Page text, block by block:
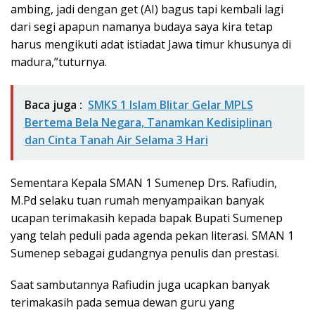
ambing, jadi dengan get (AI) bagus tapi kembali lagi
dari segi apapun namanya budaya saya kira tetap
harus mengikuti adat istiadat Jawa timur khusunya di
madura,”tuturnya.
Baca juga : SMKS 1 Islam Blitar Gelar MPLS
Bertema Bela Negara, Tanamkan Kedisiplinan
dan Cinta Tanah Air Selama 3 Hari
Sementara Kepala SMAN 1 Sumenep Drs. Rafiudin,
M.Pd selaku tuan rumah menyampaikan banyak
ucapan terimakasih kepada bapak Bupati Sumenep
yang telah peduli pada agenda pekan literasi. SMAN 1
Sumenep sebagai gudangnya penulis dan prestasi.
Saat sambutannya Rafiudin juga ucapkan banyak
terimakasih pada semua dewan guru yang